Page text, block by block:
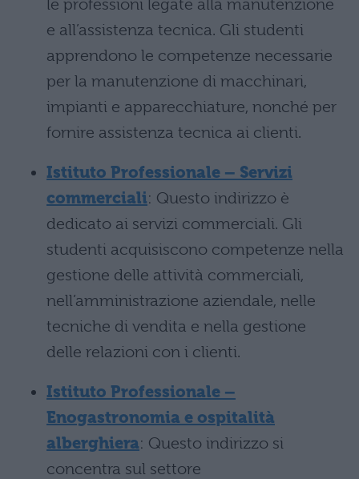
le professioni legate alla manutenzione
e all’assistenza tecnica. Gli studenti
apprendono le competenze necessarie
per la manutenzione di macchinari,
impianti e apparecchiature, nonché per
fornire assistenza tecnica ai clienti.
Istituto Professionale – Servizi
commerciali: Questo indirizzo è
dedicato ai servizi commerciali. Gli
studenti acquisiscono competenze nella
gestione delle attività commerciali,
nell’amministrazione aziendale, nelle
tecniche di vendita e nella gestione
delle relazioni con i clienti.
Istituto Professionale –
Enogastronomia e ospitalità
alberghiera: Questo indirizzo si
concentra sul settore